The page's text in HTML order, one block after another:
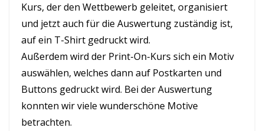
Kurs, der den Wettbewerb geleitet, organisiert
und jetzt auch für die Auswertung zuständig ist,
auf ein T-Shirt gedruckt wird.
Außerdem wird der Print-On-Kurs sich ein Motiv
auswählen, welches dann auf Postkarten und
Buttons gedruckt wird. Bei der Auswertung
konnten wir viele wunderschöne Motive
betrachten.